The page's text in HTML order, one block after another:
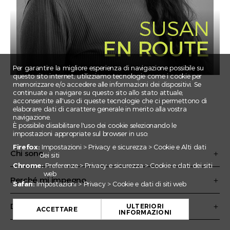
CLAIRE
CORNELIA
EBNOMER
ELSA
EMILE
ESMA
FEDERICO
FLORIAN
GADA
IRINA
JAN EMANUEL
JULIAN
JULIEN
JULIETTE
KARIM
SUSAN
EN ROUTE
Chi sono
Perché mi impegno
Dove sono attiva
Per garantire la migliore esperienza di navigazione possibile su
questo sito internet, utilizziamo tecnologie come i cookie per
memorizzare e/o accedere alle informazioni dei dispositivi. Se
continuate a navigare su questo sito allo stato attuale,
acconsentite all'uso di queste tecnologie che ci permettono di
elaborare dati di carattere generale in merito alla vostra
navigazione.
È possibile disabilitare l'uso dei cookie selezionando le
impostazioni appropriate sul browser in uso:
Firefox: Impostazioni > Privacy e sicurezza > Cookie e Alti dati
dei siti
Chrome:Preferenze > Privacy e sicurezza > Cookie e dati dei siti
web
Safari:Impostazioni > Privacy > Cookie e dati di siti web
ACCETTARE ULTERIORI
INFORMAZIONI